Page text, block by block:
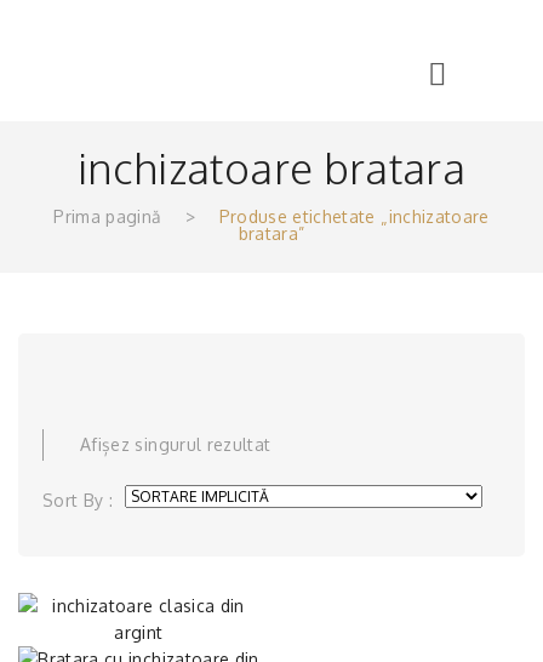
inchizatoare bratara
Prima pagină >
Produse etichetate „inchizatoare
bratara”
Afișez singurul rezultat
Sort By :